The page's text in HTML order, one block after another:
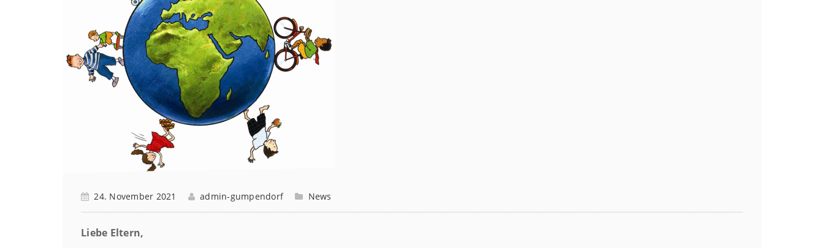
24. November 2021 admin-gumpendorf News
Liebe Eltern,